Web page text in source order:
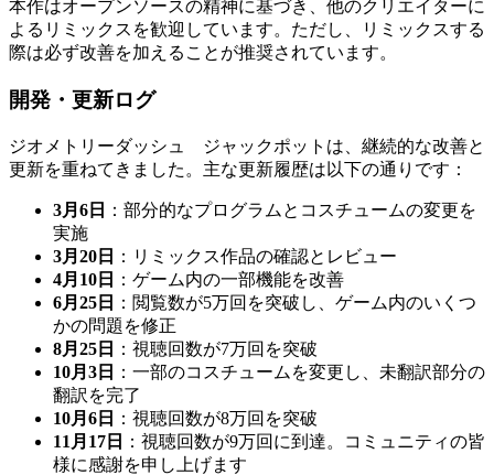
本作はオープンソースの精神に基づき、他のクリエイターに
よるリミックスを歓迎しています。ただし、リミックスする
際は必ず改善を加えることが推奨されています。
開発・更新ログ
ジオメトリーダッシュ ジャックポットは、継続的な改善と
更新を重ねてきました。主な更新履歴は以下の通りです：
3月6日
：部分的なプログラムとコスチュームの変更を
実施
3月20日
：リミックス作品の確認とレビュー
4月10日
：ゲーム内の一部機能を改善
6月25日
：閲覧数が5万回を突破し、ゲーム内のいくつ
かの問題を修正
8月25日
：視聴回数が7万回を突破
10月3日
：一部のコスチュームを変更し、未翻訳部分の
翻訳を完了
10月6日
：視聴回数が8万回を突破
11月17日
：視聴回数が9万回に到達。コミュニティの皆
様に感謝を申し上げます